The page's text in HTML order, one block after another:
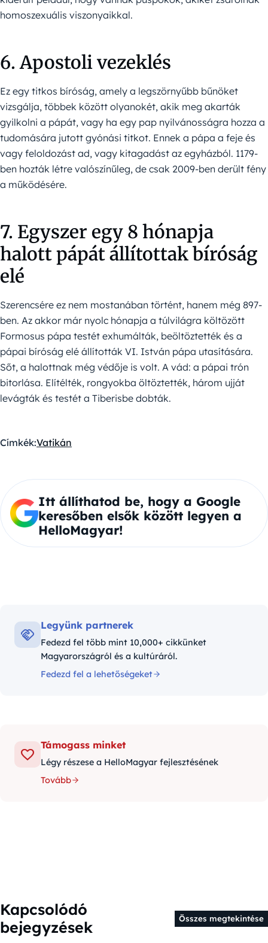
homoszexuális viszonyaikkal.
6. Apostoli vezeklés
Ez egy titkos bíróság, amely a legszörnyűbb bűnöket
vizsgálja, többek között olyanokét, akik meg akarták
gyilkolni a pápát, vagy ha egy pap nyilvánosságra hozza a
tudomására jutott gyónási titkot. Ennek a pápa a feje és
vagy feloldozást ad, vagy kitagadást az egyházból. 1179-
ben hozták létre valószínűleg, de csak 2009-ben derült fény
a működésére.
7. Egyszer egy 8 hónapja
halott pápát állítottak bíróság
elé
Szerencsére ez nem mostanában történt, hanem még 897-
ben. Az akkor már nyolc hónapja a túlvilágra költözött
Formosus pápa testét exhumálták, beöltöztették és a
pápai bíróság elé állították VI. István pápa utasítására.
Sőt, a halottnak még védője is volt. A vád: a pápai trón
bitorlása. Elítélték, rongyokba öltöztették, három ujját
levágták és testét a Tiberisbe dobták.
Címkék:Vatikán
Itt állíthatod be, hogy a Google
keresőben elsők között legyen a
HelloMagyar!
Legyünk partnerek
Fedezd fel több mint 10,000+ cikkünket
Magyarországról és a kultúráról.
Fedezd fel a lehetőségeket
Támogass minket
Légy részese a HelloMagyar fejlesztésének
Tovább
Kapcsolódó
bejegyzések
Összes megtekintése